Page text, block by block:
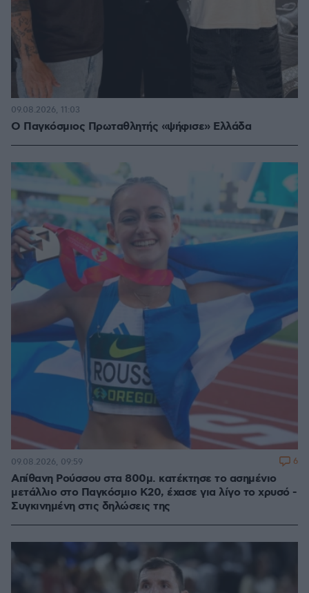
Ο Παγκόσμιος Πρωταθλητής «ψήφισε» Ελλάδα
09.08.2026, 11:03
Απίθανη Ρούσσου στα 800μ. κατέκτησε το ασημένιο
μετάλλιο στο Παγκόσμιο Κ20, έχασε για λίγο το χρυσό -
Συγκινημένη στις δηλώσεις της
09.08.2026, 09:59 6